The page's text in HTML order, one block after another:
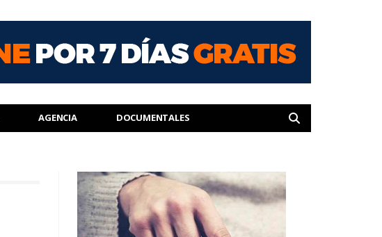
AGENCIA DOCUMENTALES